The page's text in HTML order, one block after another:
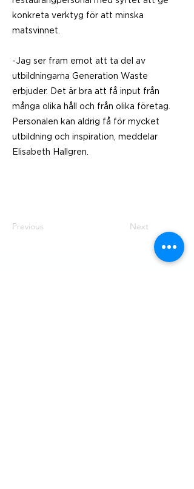
konkreta verktyg för att minska
matsvinnet.
-Jag ser fram emot att ta del av
utbildningarna Generation Waste
erbjuder. Det är bra att få input från
många olika håll och från olika företag.
Personalen kan aldrig få för mycket
utbildning och inspiration, meddelar
Elisabeth Hallgren.
Previous Next